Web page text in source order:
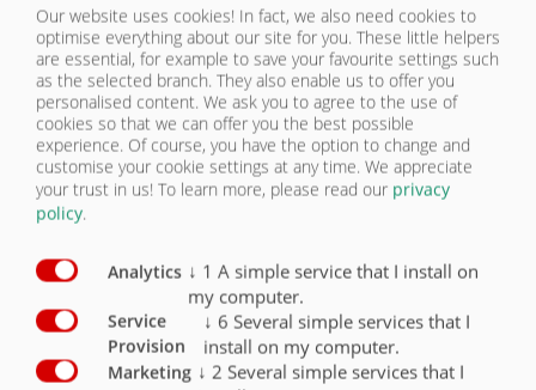
Hydraulická brzda s 1 hadicí a se zátěžovým ventilem,
s hrdlem s plochým těsněním, pouze pro export
O
Verze 30 km / h s EC typovým schválením a COC
papíry
(včetně blatníků, ochrany proti podjetí a bočních
obrysových světel)
X
Verze 40 km / h s EC typovým schválením a COC
papíry
Verze pro export 25 km / h
Stabilní kuličkový věnec s ozubením X
Our website uses cookies! In fact, we also need cookies to
optimise everything about our site for you. These little helpers
are essential, for example to save your favourite settings such
as the selected branch. They also enable us to offer you
personalised content. We ask you to agree to the use of
cookies so that we can offer you the best possible
experience. Of course, you have the option to change and
customise your cookie settings at any time. We appreciate
your trust in us! To learn more, please read our privacy
policy.
Analytics ↓ 1 A simple service that I install on
my computer.
Service
Provision
↓ 6 Several simple services that I
install on my computer.
Marketing ↓ 2 Several simple services that I